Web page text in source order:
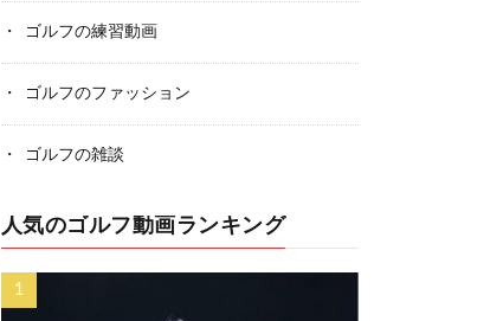
ゴルフの練習動画
ゴルフのファッション
ゴルフの雑談
人気のゴルフ動画ランキング